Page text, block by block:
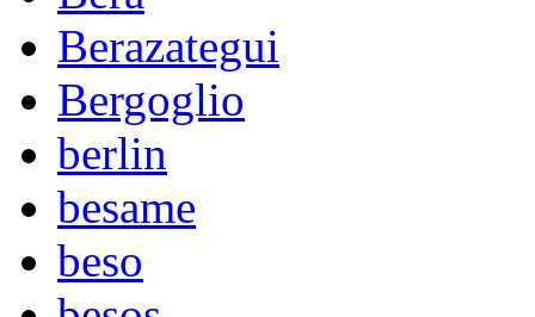
Berazategui
Bergoglio
berlin
besame
beso